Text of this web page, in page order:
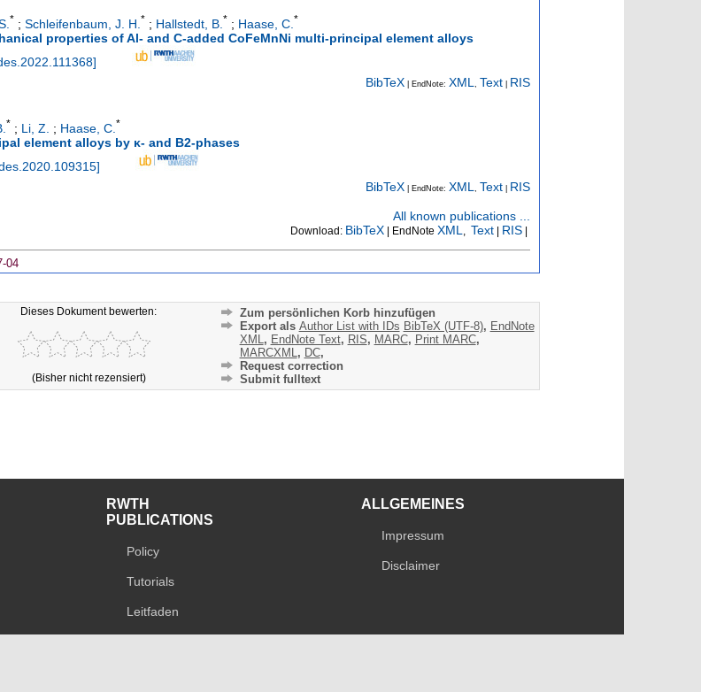
* ; Schleifenbaum, J. H. * ; Hallstedt, B. * ; Haase, C. *
properties of Al- and C-added CoFeMnNi multi-principal element alloys
]
BibTeX | EndNote: XML Text RIS
* ; Li, Z. ; Haase, C.*
element alloys by κ- and B2-phases
]
BibTeX | EndNote: XML, Text RIS
All known publications ...
Download: BibTeX | EndNote XML Text RIS
04
Dieses Dokument bewerten:
(Bisher nicht rezensiert)
Zum persönlichen Korb hinzufügen
Export als Author List with IDs BibTeX (UTF-8), EndNote
XML , EndNote Text, RIS, MARC, Print MARC,
MARCXML , DC,
Request correction
Submit fulltext
RWTH
PUBLICATIONS
Policy
Tutorials
Leitfaden
ALLGEMEINES
Impressum
Disclaimer